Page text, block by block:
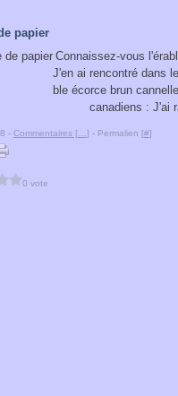
papier
Connaissez-vous
J'en ai rencontré dans
ble écorce brun
canadiens : J'ai
- Commentaires [… ] - Permalien [#]
0 vote